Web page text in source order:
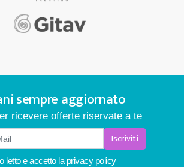
sempre aggiornato
ricevere offerte riservate a te
Iscriviti
letto e accetto laprivacy policy